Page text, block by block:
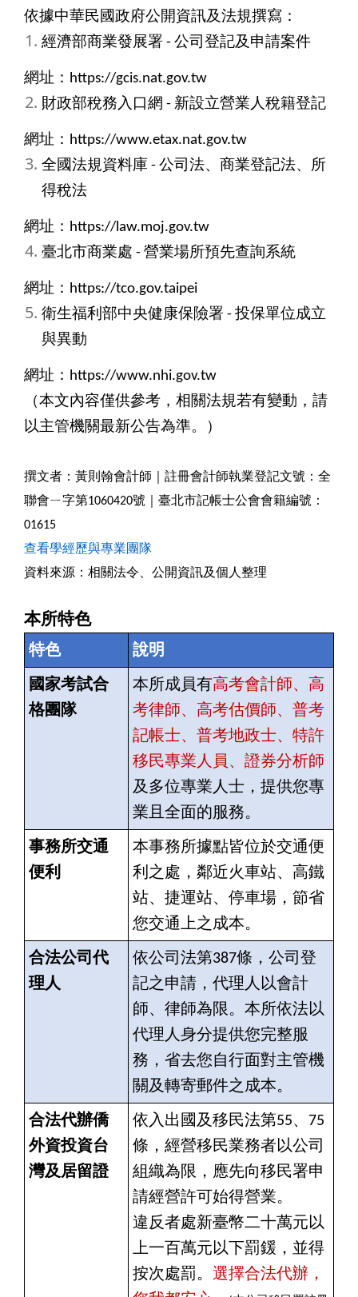
依據中華民國政府公開資訊及法規撰寫：
經濟部商業發展署 - 公司登記及申請案件
網址：https://gcis.nat.gov.tw
財政部稅務入口網 - 新設立營業人稅籍登記
網址：https://www.etax.nat.gov.tw
全國法規資料庫 - 公司法、商業登記法、所
得稅法
網址：https://law.moj.gov.tw
臺北市商業處 - 營業場所預先查詢系統
網址：https://tco.gov.taipei
衛生福利部中央健康保險署 - 投保單位成立
與異動
網址：https://www.nhi.gov.tw
（本文內容僅供參考，相關法規若有變動，請
以主管機關最新公告為準。）
撰文者：黃則翰會計師｜註冊會計師執業登記文號：全
聯會ㄧ字第1060420號｜臺北市記帳士公會會籍編號：
01615
查看學經歷與專業團隊
資料來源：相關法令、公開資訊及個人整理
本所特色
特色 說明
國家考試合
格團隊
本所成員有 高考會計師、高
考律師、高考估價師、普考
記帳士、普考地政士、特許
移民專業人員、證券分析師
及多位專業人士，提供您專
業且全面的服務。
事務所交通
便利
本事務所據點皆位於交通便
利之處，鄰近火車站、高鐵
站、捷運站、停車場，節省
您交通上之成本。
合法公司代
理人
依公司法第387條，公司登
記之申請，代理人以會計
師、律師為限。本所依法以
代理人身分提供您完整服
務，省去您自行面對主管機
關及轉寄郵件之成本。
合法代辦僑
外資投資台
灣及居留證
依入出國及移民法第55、75
條，經營移民業務者以公司
組織為限，應先向移民署申
請經營許可始得營業。
違反者處新臺幣二十萬元以
上一百萬元以下罰鍰，並得
按次處罰。 選擇合法代辦，